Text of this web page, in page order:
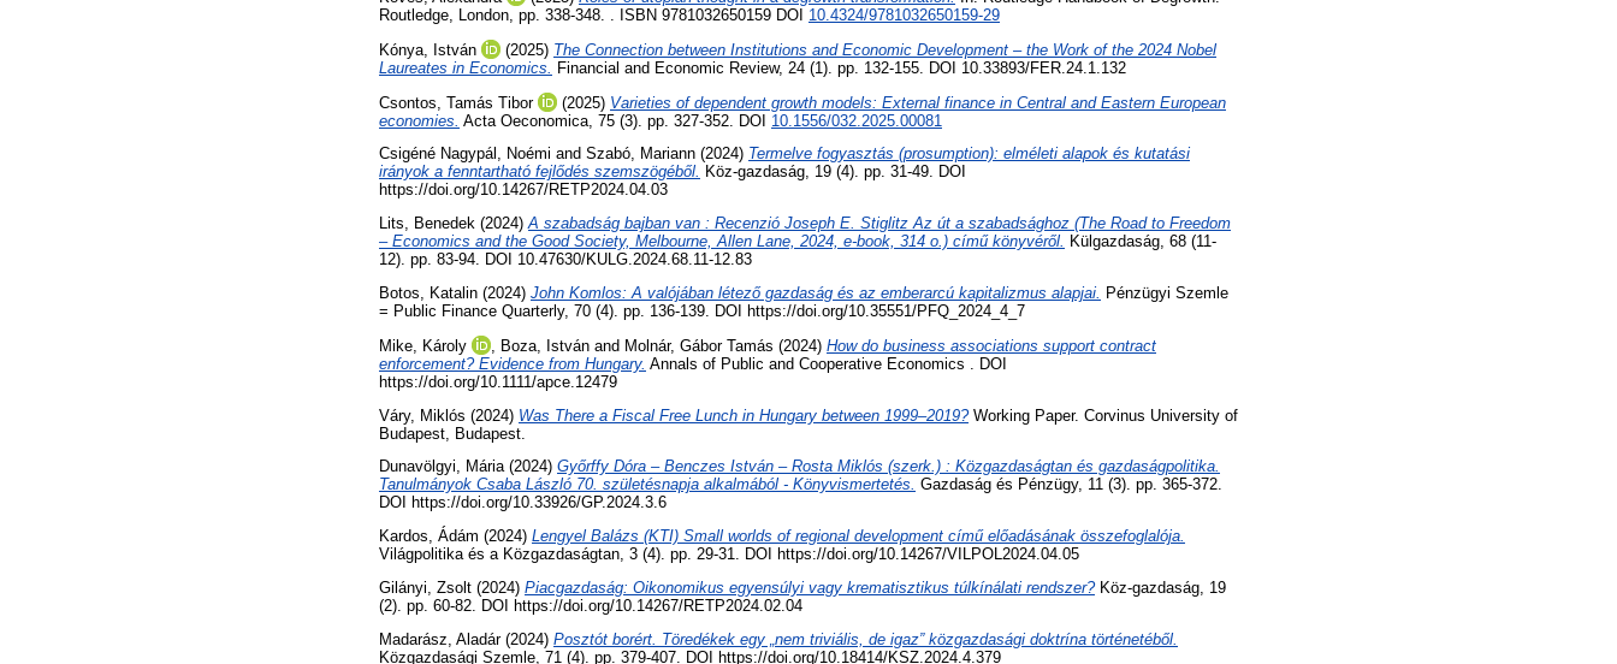
Routledge, London, pp. 338-348. . ISBN 9781032650159 DOI 10.4324/9781032650159-29
Kónya, István
(2025) The Connection between Institutions and Economic Development – the Work of the 2024 Nobel
Laureates in Economics.
Financial and Economic Review, 24 (1). pp. 132-155. DOI 10.33893/FER.24.1.132
Csontos, Tamás Tibor
(2025) Varieties of dependent growth models: External finance in Central and Eastern European
economies. Acta Oeconomica, 75 (3). pp. 327-352. DOI 10.1556/032.2025.00081
Csigéné Nagypál, Noémi and Szabó, Mariann (2024) Termelve fogyasztás (prosumption): elméleti alapok és kutatási
irányok a fenntartható fejlődés szemszögéből. Köz-gazdaság, 19 (4). pp. 31-49. DOI
https://doi.org/10.14267/RETP2024.04.03
Lits, Benedek (2024)A szabadság bajban van : Recenzió Joseph E. Stiglitz Az út a szabadsághoz (The Road to Freedom
– Economics and the Good Society, Melbourne, Allen Lane, 2024, e-book, 314 o.) című könyvéről. Külgazdaság, 68 (11-
12). pp. 83-94. DOI 10.47630/KULG.2024.68.11-12.83
Botos, Katalin (2024) John Komlos: A valójában létező gazdaság és az emberarcú kapitalizmus alapjai. Pénzügyi Szemle
= Public Finance Quarterly, 70 (4). pp. 136-139. DOI https://doi.org/10.35551/PFQ_2024_4_7
Mike, Károly
Boza, István and Molnár, Gábor Tamás (2024) How do business associations support contract
enforcement? Evidence from Hungary. Annals of Public and Cooperative Economics . DOI
https://doi.org/10.1111/apce.12479
Váry, Miklós (2024) Was There a Fiscal Free Lunch in Hungary between 1999–2019?Working Paper. Corvinus University of
Budapest, Budapest.
Dunavölgyi, Mária(2024) Győrffy Dóra – Benczes István – Rosta Miklós (szerk.) : Közgazdaságtan és gazdaságpolitika.
Tanulmányok Csaba László 70. születésnapja alkalmából - Könyvismertetés. Gazdaság és Pénzügy, 11 (3). pp. 365-372.
DOI https://doi.org/10.33926/GP.2024.3.6
Kardos, Ádám (2024) Lengyel Balázs (KTI) Small worlds of regional development című előadásának összefoglalója.
Világpolitika és a Közgazdaságtan, 3 (4). pp. 29-31. DOI https://doi.org/10.14267/VILPOL2024.04.05
Gilányi, Zsolt (2024) Piacgazdaság: Oikonomikus egyensúlyi vagy krematisztikus túlkínálati rendszer?Köz-gazdaság, 19
(2). pp. 60-82. DOI https://doi.org/10.14267/RETP2024.02.04
Madarász, Aladár(2024) Posztót borért. Töredékek egy „nem triviális, de igaz” közgazdasági doktrína történetéből.
Közgazdasági Szemle, 71 (4). pp. 379-407. DOI https://doi.org/10.18414/KSZ.2024.4.379